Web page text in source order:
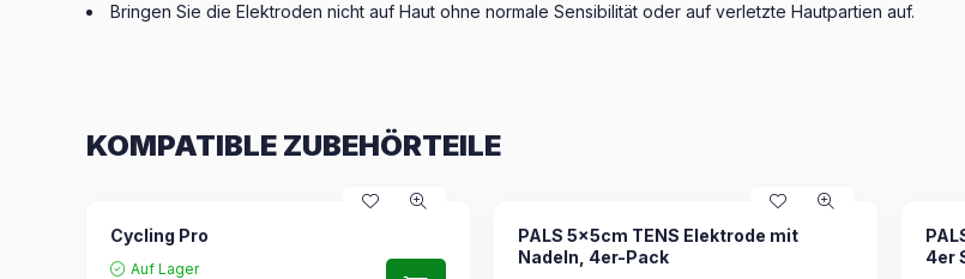
KOMPATIBLE ZUBEHÖRTEILE
Cycling Pro
Auf Lager
PALS 5x5cm TENS Elektrode mit
Nadeln, 4er-Pack
4er
Bringen Sie die Elektroden nicht auf Haut ohne normale Sensibilität oder auf verletzte Hautpartien auf.